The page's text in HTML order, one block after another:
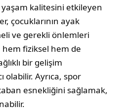
kalitesini etkileyen
çocuklarının ayak
ve gerekli önlemleri
hem fiziksel hem de
bir gelişim
olabilir. Ayrıca, spor
esnekliğini sağlamak,